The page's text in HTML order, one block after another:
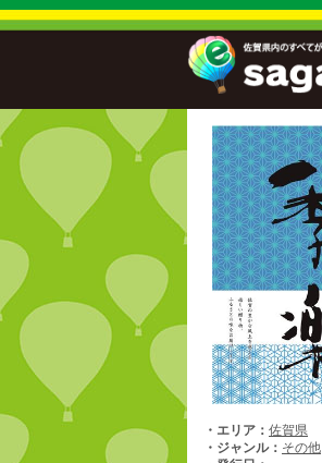
・エリア： 佐賀県
・ジャンル： その他